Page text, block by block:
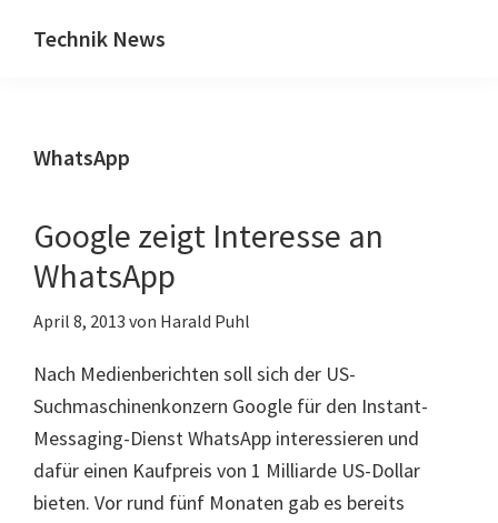
Inhalt
Seitenspalte
Technik News
IT,
&
Internet
WhatsApp
Google zeigt Interesse an
WhatsApp
April 8, 2013 von Harald Puhl
Nach Medienberichten soll sich der US-
Suchmaschinenkonzern Google für den Instant-
Messaging-Dienst WhatsApp interessieren und
dafür einen Kaufpreis von 1 Milliarde US-Dollar
bieten. Vor rund fünf Monaten gab es bereits